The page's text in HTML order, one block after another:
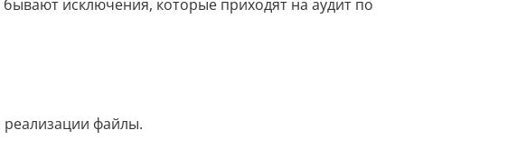
исключения, которые приходят на аудит по
файлы.